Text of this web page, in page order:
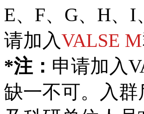
E、F、G、H、
请加入VALSE M
*注： 申请加入
缺一不可。入